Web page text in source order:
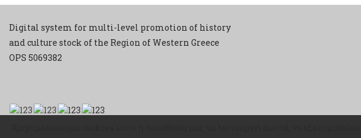
Digital system for multi-level promotion of history
and culture stock of the Region of Western Greece
ΟPS 5069382